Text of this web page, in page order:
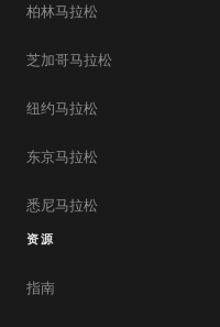
柏林马拉松
芝加哥马拉松
纽约马拉松
东京马拉松
悉尼马拉松
资源
指南